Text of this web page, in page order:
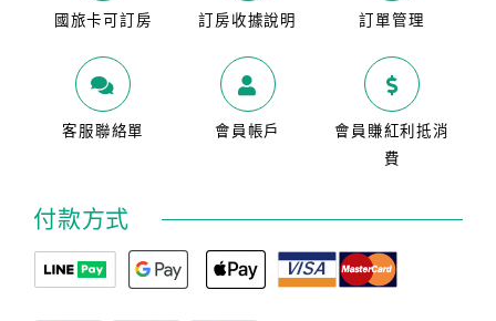
國旅卡可訂房 訂房收據說明 訂單管理
客服聯絡單 會員帳戶
會員賺紅利抵消
費
付款方式